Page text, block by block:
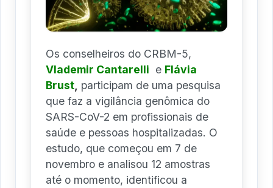
Os conselheiros do CRBM-5,
Vlademir Cantarelli e Flávia
Brust participam de uma pesquisa
que faz a vigilância genômica do
SARS-CoV-2 em profissionais de
saúde e pessoas hospitalizadas. O
estudo, que começou em 7 de
novembro e analisou 12 amostras
até o momento, identificou a